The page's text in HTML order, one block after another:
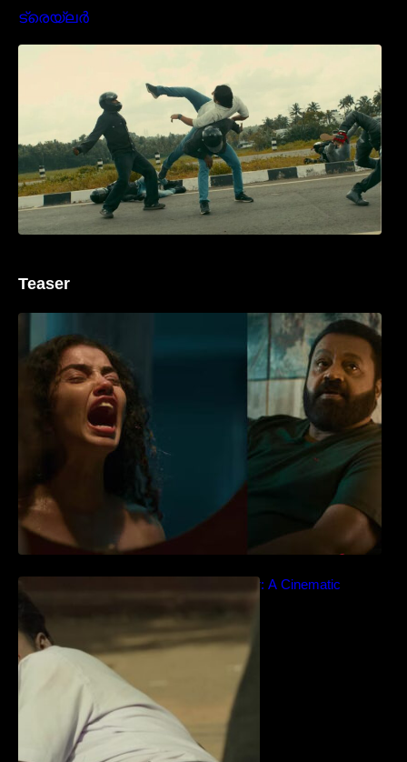
Teaser
‘ജെഎസ്‌കെ’ ടീസർ പുറത്ത്; വക്കീൽ
വേഷത്തിൽ നിറഞ്ഞാടി സുരേഷ് ഗോപി..
Idiyan Chandhu – Teaser: A Cinematic